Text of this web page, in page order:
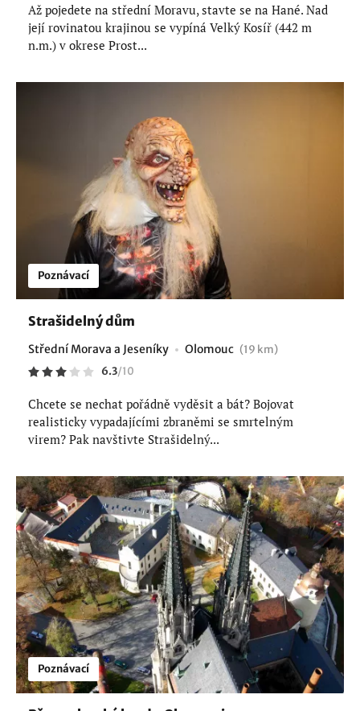
Až pojedete na střední Moravu, stavte se na Hané. Nad
její rovinatou krajinou se vypíná Velký Kosíř (442 m
n.m.) v okrese Prost...
Poznávací
Strašidelný dům
Střední Morava a Jeseníky Olomouc (19 km)
6.3/10
Chcete se nechat pořádně vyděsit a bát? Bojovat
realisticky vypadajícími zbraněmi se smrtelným
virem? Pak navštivte Strašidelný...
Poznávací